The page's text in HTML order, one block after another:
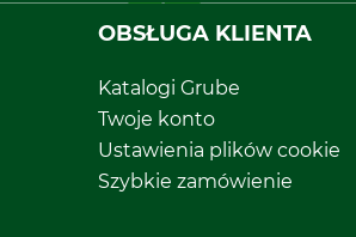
OBSŁUGA KLIENTA
Katalogi Grube
Twoje konto
Ustawienia plików cookie
Szybkie zamówienie